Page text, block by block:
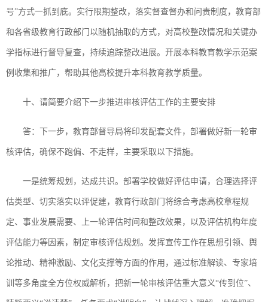
号”方式一抓到底。实行限期整改，落实督查督办和问责制度，教育部
和各省级教育行政部门以随机抽取的方式，对高校整改情况和关键办
学指标进行督导复查，持续追踪整改进展。开展本科教育教学示范案
例收集和推广，帮助其他高校提升本科教育教学质量。
十、请简要介绍下一步推进审核评估工作的主要安排
答：下一步，教育部督导局将印发配套文件，部署做好新一轮审
核评估，确保不跑偏、不走样，主要采取以下措施。
一是统筹规划，达成共识。部署学校做好评估申请，合理选择评
估类型、切实落实以评促建，教育行政部门将综合考虑高校章程规
定、事业发展需要、上一轮评估时间和整改效果，以及评估机构年度
评估能力等因素，制定审核评估规划。发挥宣传工作在思想引领、舆
论推动、精神激励、文化支撑等方面的作用，通过标准解读、专家培
训等多角度全方位权威解析，把新一轮审核评估重大意义“传到位”、